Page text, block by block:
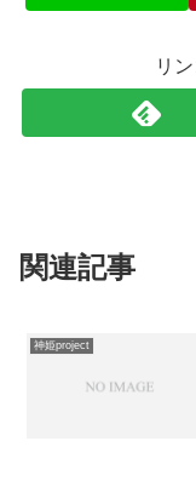
リ
関連記事
神姫project